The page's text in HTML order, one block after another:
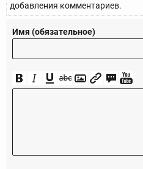
добавления комментариев.
Имя (обязательное)